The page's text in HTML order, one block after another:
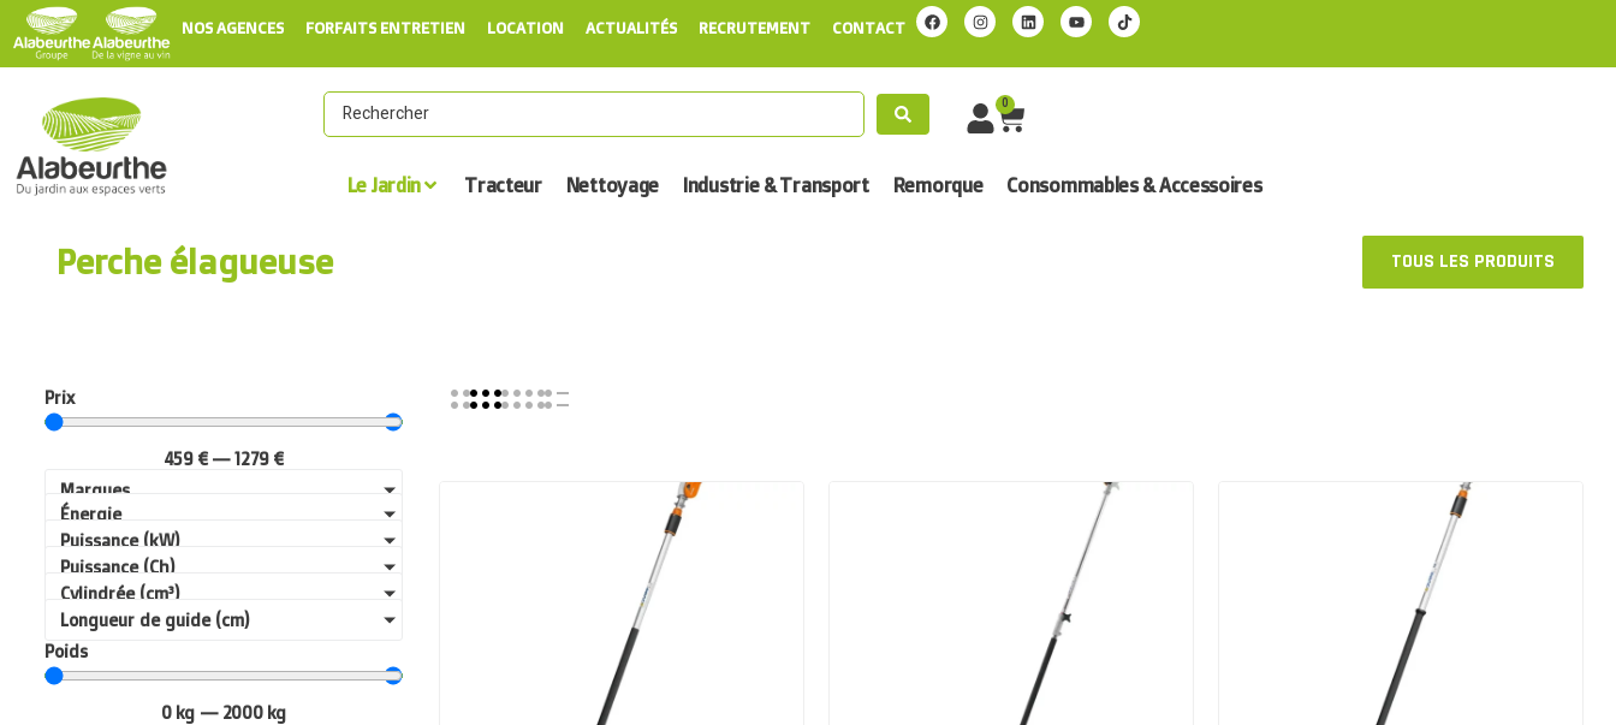
NOS AGENCES FORFAITS ENTRETIEN LOCATION ACTUALITÉS RECRUTEMENT CONTACT
0
Le Jardin Tracteur Nettoyage Industrie & Transport Remorque Consommables & Accessoires
Perche élagueuse TOUS LES PRODUITS
Prix
459 €—1279 €
Marques
Énergie
Puissance (kW)
Puissance (Ch)
Cylindrée (cm³)
Longueur de guide (cm)
Poids
0 kg — 2000 kg